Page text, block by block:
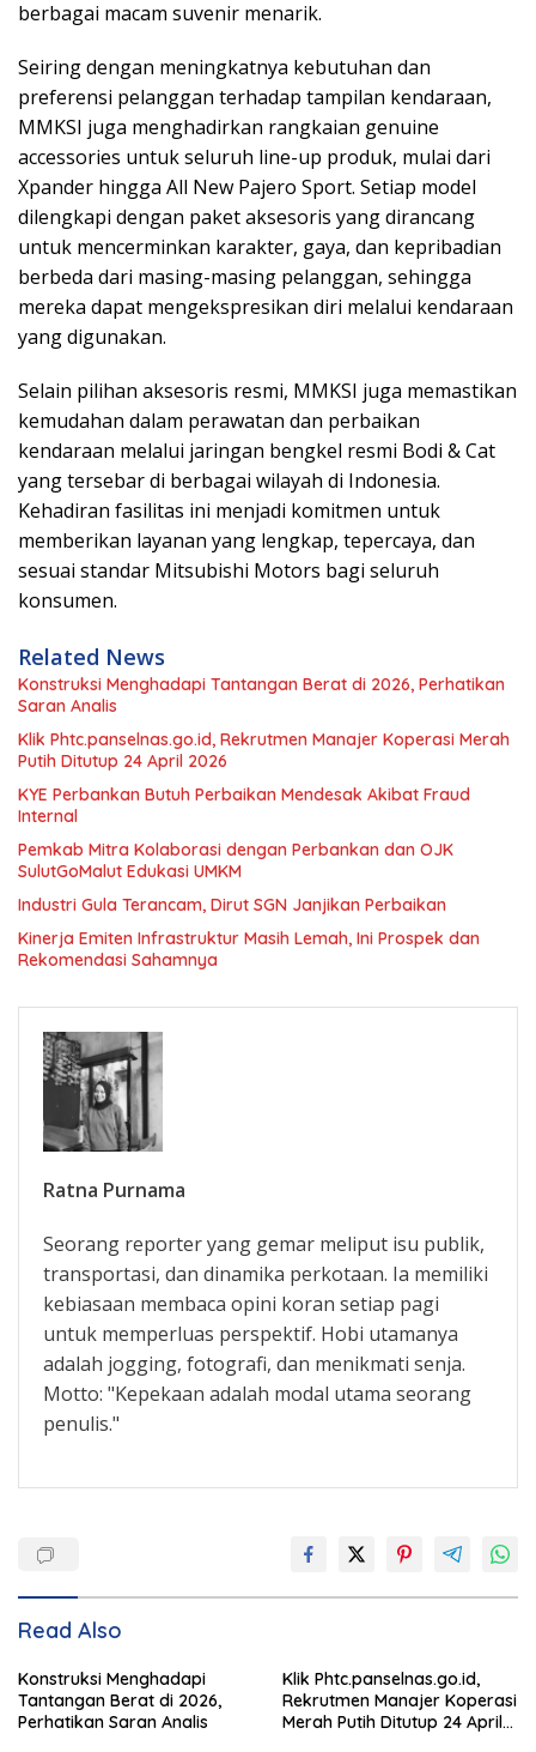
berbagai macam suvenir menarik.
Seiring dengan meningkatnya kebutuhan dan
preferensi pelanggan terhadap tampilan kendaraan,
MMKSI juga menghadirkan rangkaian genuine
accessories untuk seluruh line-up produk, mulai dari
Xpander hingga All New Pajero Sport. Setiap model
dilengkapi dengan paket aksesoris yang dirancang
untuk mencerminkan karakter, gaya, dan kepribadian
berbeda dari masing-masing pelanggan, sehingga
mereka dapat mengekspresikan diri melalui kendaraan
yang digunakan.
Selain pilihan aksesoris resmi, MMKSI juga memastikan
kemudahan dalam perawatan dan perbaikan
kendaraan melalui jaringan bengkel resmi Bodi & Cat
yang tersebar di berbagai wilayah di Indonesia.
Kehadiran fasilitas ini menjadi komitmen untuk
memberikan layanan yang lengkap, tepercaya, dan
sesuai standar Mitsubishi Motors bagi seluruh
konsumen.
Related News
Konstruksi Menghadapi Tantangan Berat di 2026, Perhatikan
Saran Analis
Klik Phtc.panselnas.go.id, Rekrutmen Manajer Koperasi Merah
Putih Ditutup 24 April 2026
KYE Perbankan Butuh Perbaikan Mendesak Akibat Fraud
Internal
Pemkab Mitra Kolaborasi dengan Perbankan dan OJK
SulutGoMalut Edukasi UMKM
Industri Gula Terancam, Dirut SGN Janjikan Perbaikan
Kinerja Emiten Infrastruktur Masih Lemah, Ini Prospek dan
Rekomendasi Sahamnya
Ratna Purnama
Seorang reporter yang gemar meliput isu publik,
transportasi, dan dinamika perkotaan. Ia memiliki
kebiasaan membaca opini koran setiap pagi
untuk memperluas perspektif. Hobi utamanya
adalah jogging, fotografi, dan menikmati senja.
Motto: "Kepekaan adalah modal utama seorang
penulis."
Read Also
Konstruksi Menghadapi
Tantangan Berat di 2026,
Perhatikan Saran Analis
Klik Phtc.panselnas.go.id,
Rekrutmen Manajer Koperasi
Merah Putih Ditutup 24 April